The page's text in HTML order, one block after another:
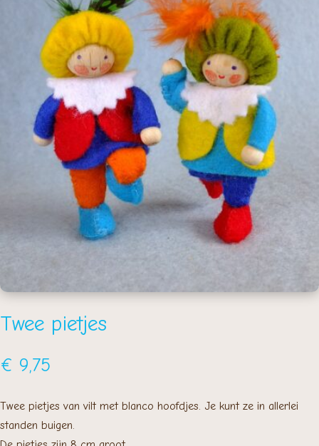
Twee pietjes
€ 9,75
Twee pietjes van vilt met blanco hoofdjes. Je kunt ze in allerlei
standen buigen.